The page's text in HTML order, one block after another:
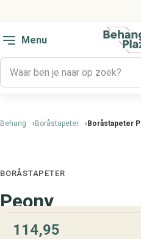
Menu
Behang Boråstapeter Boråstapeter
BORÅSTAPETER
Peony
114,95